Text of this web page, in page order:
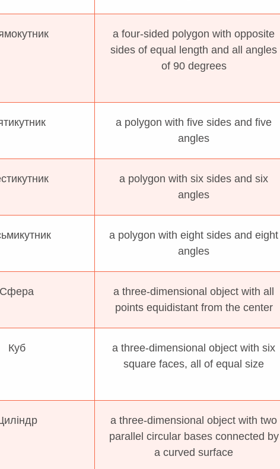
a four-sided polygon with opposite
sides of equal length and all angles
of 90 degrees
a polygon with five sides and five
angles
a polygon with six sides and six
angles
a polygon with eight sides and eight
angles
Сфера
a three-dimensional object with all
points equidistant from the center
Куб
a three-dimensional object with six
square faces, all of equal size
a three-dimensional object with two
parallel circular bases connected by
a curved surface